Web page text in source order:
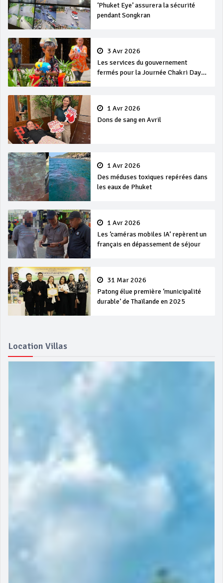
‘Phuket Eye’ assurera la sécurité
pendant Songkran
3 Avr 2026
Les services du gouvernement
fermés pour la Journée Chakri Day
1 Avr 2026
Dons de sang en Avril
1 Avr 2026
Des méduses toxiques repérées dans
les eaux de Phuket
1 Avr 2026
Les ‘caméras mobiles IA’ repèrent un
français en dépassement de séjour
31 Mar 2026
Patong élue première ‘municipalité
durable’ de Thaïlande en 2025
Location Villas